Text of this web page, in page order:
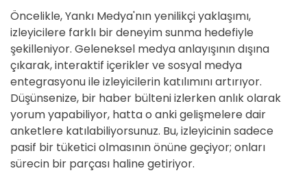
Öncelikle, Yankı Medya'nın yenilikçi yaklaşımı,
izleyicilere farklı bir deneyim sunma hedefiyle
şekilleniyor. Geleneksel medya anlayışının dışına
çıkarak, interaktif içerikler ve sosyal medya
entegrasyonu ile izleyicilerin katılımını artırıyor.
Düşünsenize, bir haber bülteni izlerken anlık olarak
yorum yapabiliyor, hatta o anki gelişmelere dair
anketlere katılabiliyorsunuz. Bu, izleyicinin sadece
pasif bir tüketici olmasının önüne geçiyor; onları
sürecin bir parçası haline getiriyor.